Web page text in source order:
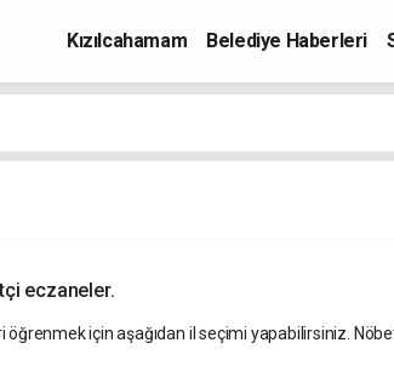
Kızılcahamam Belediye Haberleri
eczaneler.
için aşağıdan il seçimi yapabilirsiniz.